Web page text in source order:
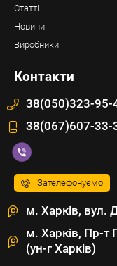
Статті
Новини
Виробники
Контакти
38(050)323-95-
38(067)607-33-
Зателефонуємо
м. Харків, вул.
м. Харків, Пр-т
(ун-г Харків)